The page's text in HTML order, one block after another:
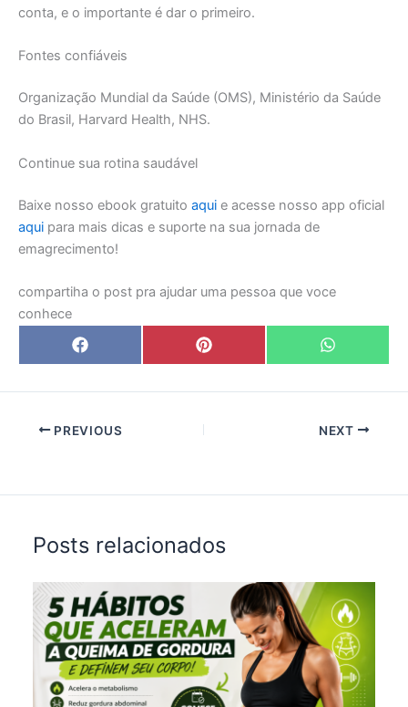
conta, e o importante é dar o primeiro.
Fontes confiáveis
Organização Mundial da Saúde (OMS), Ministério da Saúde
do Brasil, Harvard Health, NHS.
Continue sua rotina saudável
Baixe nosso ebook gratuito aqui e acesse nosso app oficial
aqui para mais dicas e suporte na sua jornada de
emagrecimento!
compartiha o post pra ajudar uma pessoa que voce
conhece
Share
on
F
a
e
o
k
Share
on
P
i
t
Share
on
W
h
t
p
p
PREVIOUS NEXT
Posts relacionados